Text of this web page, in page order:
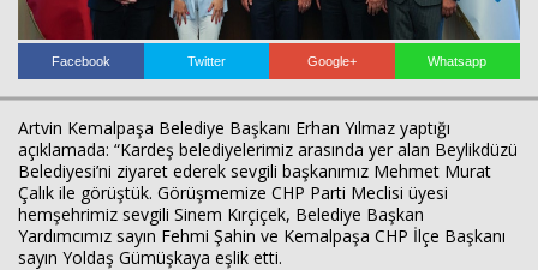
Facebook Twitter Google+ Whatsapp
Artvin Kemalpaşa Belediye Başkanı Erhan Yılmaz yaptığı
açıklamada: “Kardeş belediyelerimiz arasında yer alan Beylikdüzü
Belediyesi’ni ziyaret ederek sevgili başkanımız Mehmet Murat
Çalık ile görüştük. Görüşmemize CHP Parti Meclisi üyesi
hemşehrimiz sevgili Sinem Kırçiçek, Belediye Başkan
Yardımcımız sayın Fehmi Şahin ve Kemalpaşa CHP İlçe Başkanı
sayın Yoldaş Gümüşkaya eşlik etti.